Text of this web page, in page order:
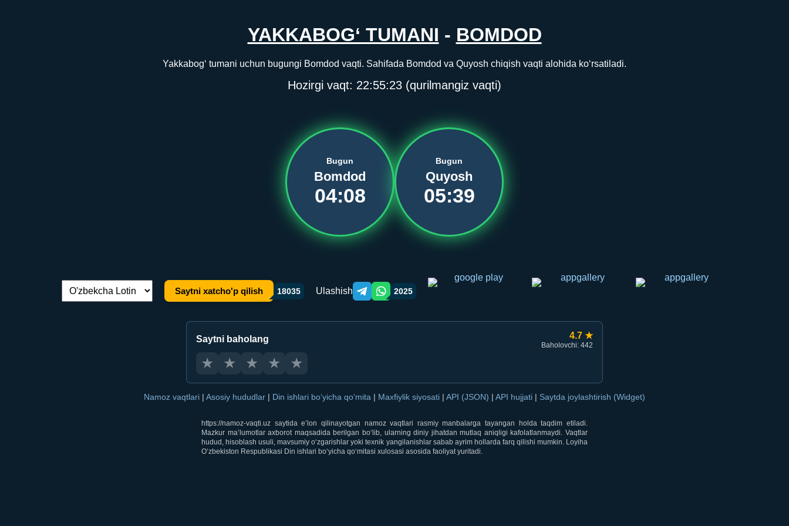
YAKKABOG‘ TUMANI - BOMDOD
Yakkabog‘ tumani uchun bugungi Bomdod vaqti. Sahifada Bomdod va Quyosh chiqish vaqti alohida ko‘rsatiladi.
Hozirgi vaqt: 22:55:24 (qurilmangiz vaqti)
Bugun
Bomdod
04:08
Bugun
Quyosh
05:39
Tilni almashtirish: Saytni xatcho'p qilish 18035 Ulashish Telegram orqali ulashish
WhatsApp orqali ulashish
2025
Saytni baholang 4.7 ★
Baholovchi: 442
★ ★ ★ ★ ★
Namoz vaqtlari | Asosiy hududlar | Din ishlari bo‘yicha qo‘mita | Maxfiylik siyosati | API (JSON) | API hujjati | Saytda joylashtirish (Widget)
https://namoz-vaqti.uz saytida e’lon qilinayotgan namoz vaqtlari rasmiy manbalarga tayangan holda taqdim etiladi.
Mazkur ma’lumotlar axborot maqsadida berilgan bo‘lib, ularning diniy jihatdan mutlaq aniqligi kafolatlanmaydi. Vaqtlar
hudud, hisoblash usuli, mavsumiy o‘zgarishlar yoki texnik yangilanishlar sabab ayrim hollarda farq qilishi mumkin. Loyiha
O‘zbekiston Respublikasi Din ishlari bo‘yicha qo‘mitasi xulosasi asosida faoliyat yuritadi.